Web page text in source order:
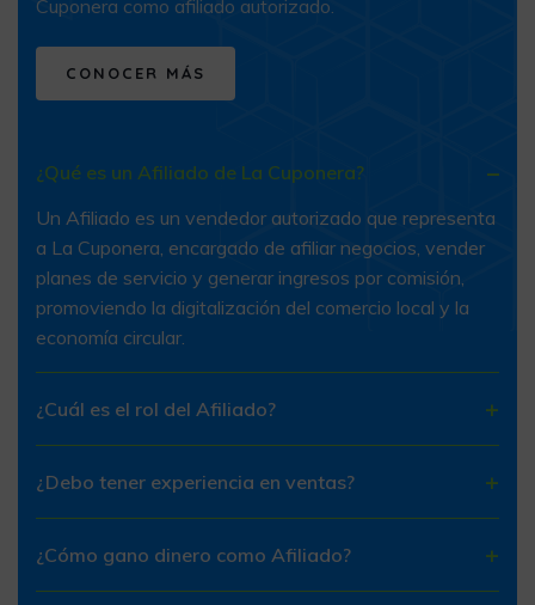
Cuponera como afiliado autorizado.
CONOCER MÁS
¿Qué es un Afiliado de La Cuponera?
Un Afiliado es un vendedor autorizado que representa
a La Cuponera, encargado de afiliar negocios, vender
planes de servicio y generar ingresos por comisión,
promoviendo la digitalización del comercio local y la
economía circular.
¿Cuál es el rol del Afiliado?
¿Debo tener experiencia en ventas?
¿Cómo gano dinero como Afiliado?